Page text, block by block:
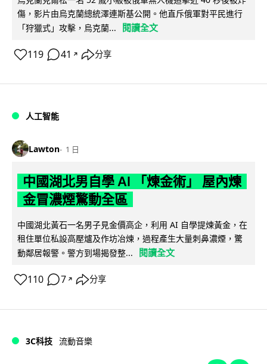
傷，影片由烏克蘭總統澤連斯基公開。他直斥俄軍對平民進行
「狩獵式」攻擊，烏克蘭...
閱讀全文
119 41 ↗ 分享
人工智能
Lawton 1 日
中國湖北男自學 AI 「煉金術」 屋內煉
金冒濃煙驚動全區
中國湖北黃石一名男子見金價高企，利用 AI 自學提煉黃金，在
租住單位私設高壓爐及作坊冶煉，過程產生大量刺鼻濃煙，驚
動鄰居報警。警方到場揭發整...
閱讀全文
110 7 ↗ 分享
3C科技 流動音樂